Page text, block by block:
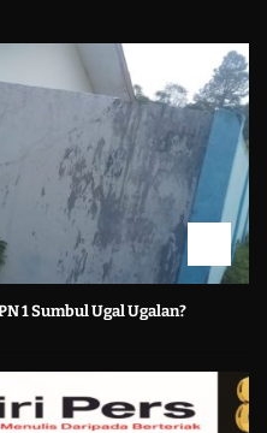
1 Sumbul Ugal Ugalan?